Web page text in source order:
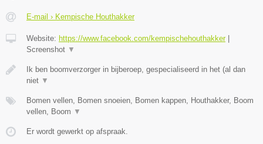
E-mail › Kempische Houthakker
Website: https://www.facebook.com/kempischehouthakker|
Screenshot ▼
Ik ben boomverzorger in bijberoep, gespecialiseerd in het (al dan
niet ▼
Bomen vellen, Bomen snoeien, Bomen kappen, Houthakker, Boom
vellen, Boom ▼
Er wordt gewerkt op afspraak.